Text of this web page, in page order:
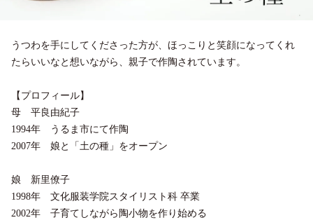
うつわを手にしてくださった方が、ほっこりと笑顔になってくれ
たらいいなと想いながら、親子で作陶されています。
【プロフィール】
母 平良由紀子
1994年 うるま市にて作陶
2007年 娘と「土の種」をオープン
娘 新里僚子
1998年 文化服装学院スタイリスト科 卒業
2002年 子育てしながら陶小物を作り始める